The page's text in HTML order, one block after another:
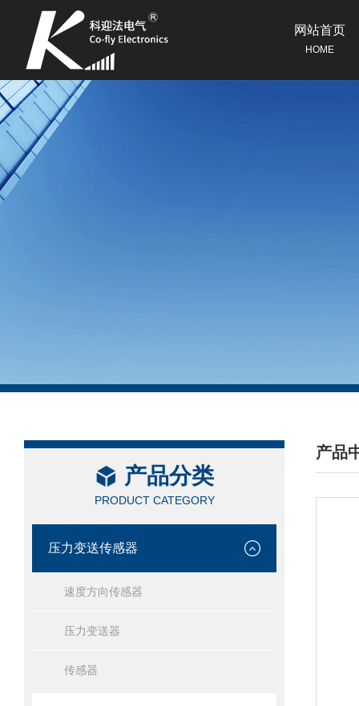
网站首页
HOME
产品分类
PRODUCT CATEGORY
压力变送传感器
速度方向传感器
压力变送器
传感器
产品
/